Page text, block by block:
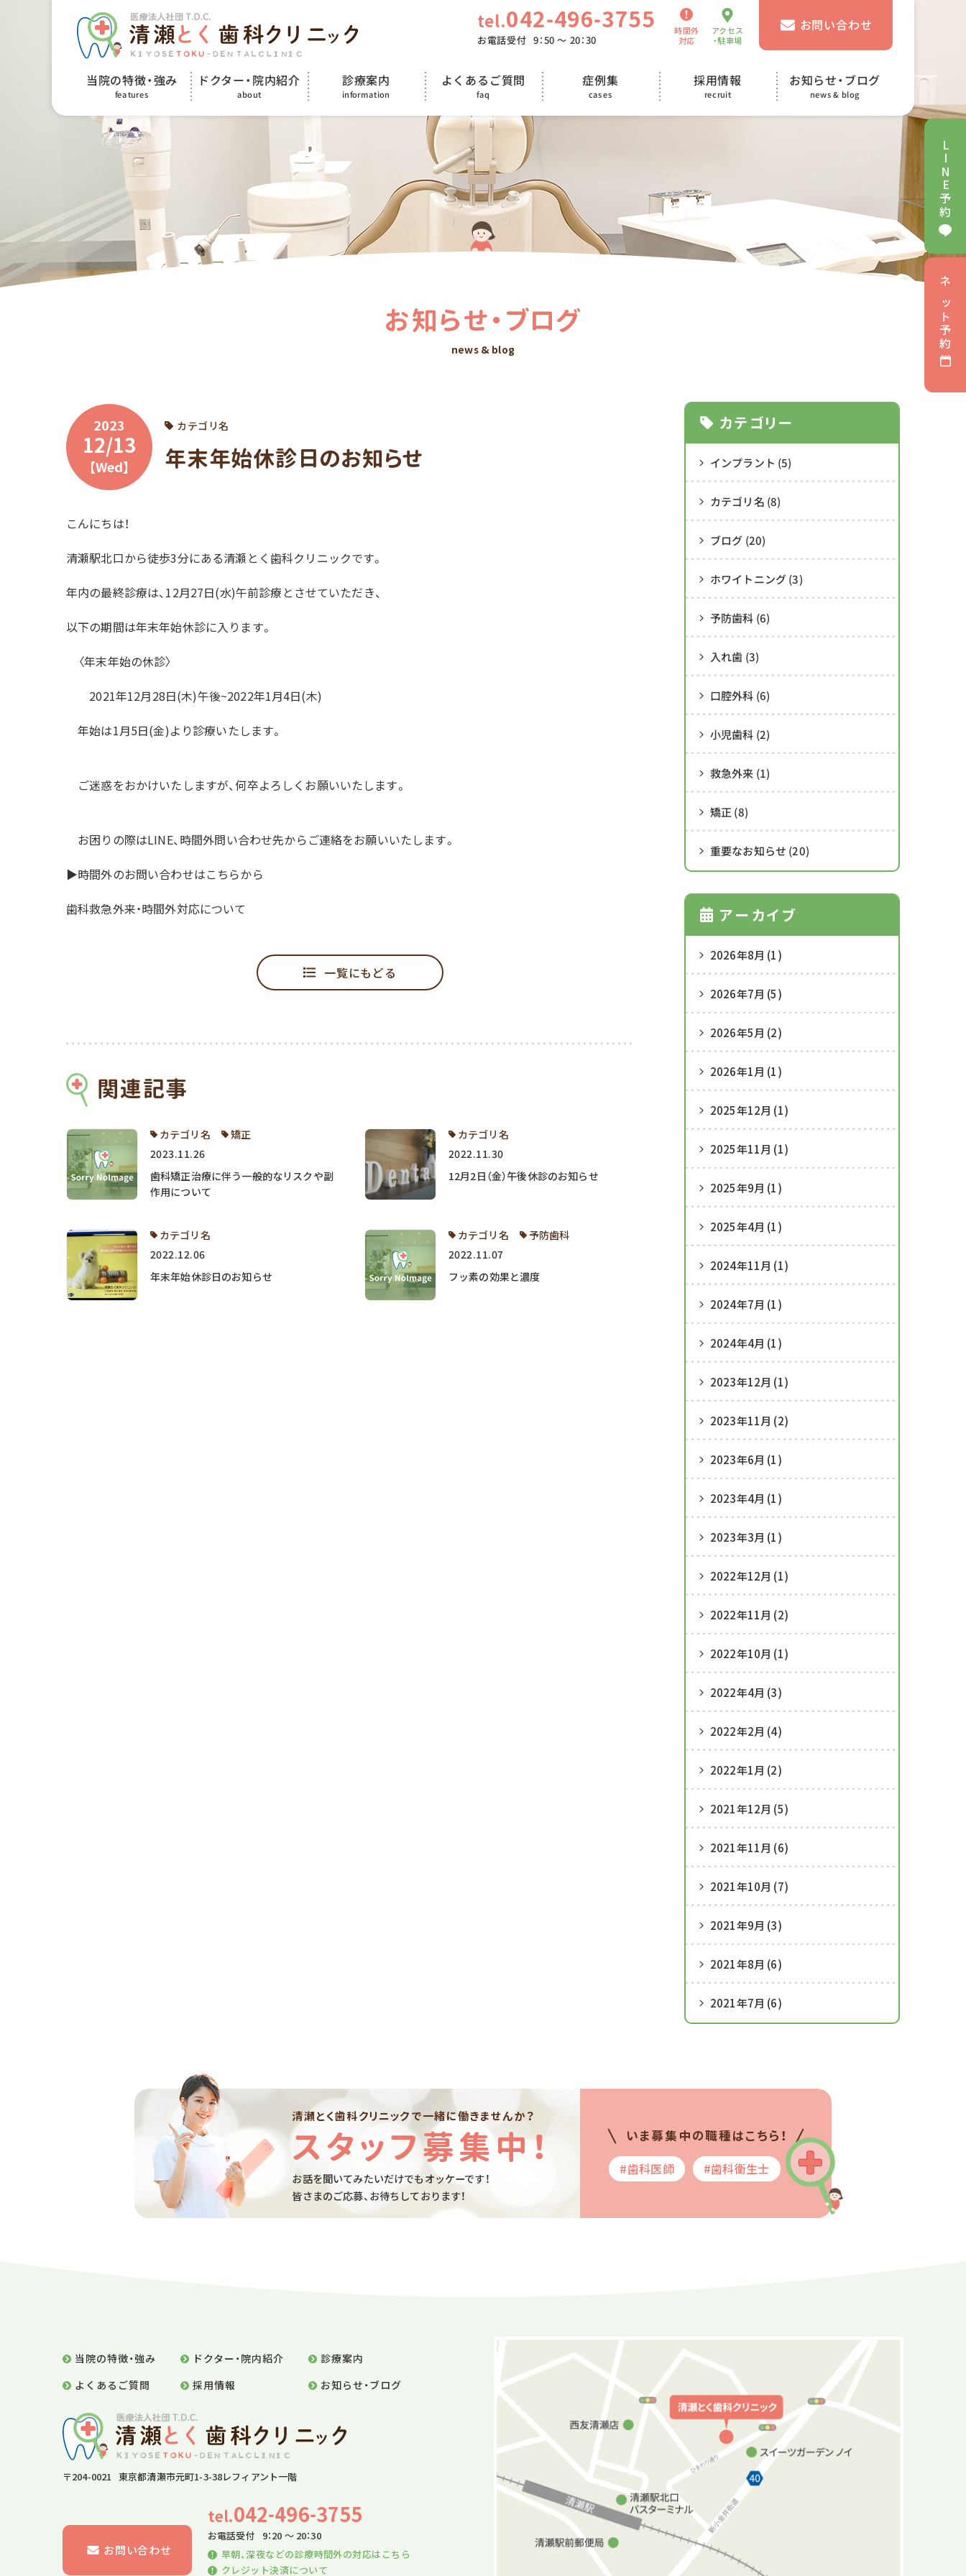
tel.042-496-3755
お電話受付 9：50 〜 20：30
時間外
対応
アクセス
・駐車場
お問い合わせ
当院の特徴・強み
features
ドクター・院内紹介
about
診療案内
information
よくあるご質問
faq
症例集
cases
採用情報
recruit
お知らせ・ブログ
news & blog
L
N
E
予
約
ネ
ッ
ト
予
約
お知らせ・ブログ
news & blog
2023
12/13
【Wed】
カテゴリ名
年末年始休診日のお知らせ
こんにちは！
清瀬駅北口から徒歩3分にある清瀬とく歯科クリニックです。
年内の最終診療は、12月27日(水)午前診療とさせていただき、
以下の期間は年末年始休診に入ります。
〈年末年始の休診〉
2021年12月28日(木)午後~2022年1月4日(木)
年始は1月5日(金)より診療いたします。
ご迷惑をおかけいたしますが、何卒よろしくお願いいたします。
お困りの際はLINE、時間外問い合わせ先からご連絡をお願いいたします。
▶︎時間外のお問い合わせはこちらから
歯科救急外来・時間外対応について
一覧にもどる
関連記事
カテゴリ名
矯正
2023.11.26
歯科矯正治療に伴う一般的なリスクや副
作用について
カテゴリ名
2022.11.30
12月2日（金）午後休診のお知らせ
カテゴリ名
2022.12.06
年末年始休診日のお知らせ
カテゴリ名
予防歯科
2022.11.07
フッ素の効果と濃度
カテゴリー
インプラント (5)
カテゴリ名 (8)
ブログ (20)
ホワイトニング (3)
予防歯科 (6)
入れ歯 (3)
口腔外科 (6)
小児歯科 (2)
救急外来 (1)
矯正 (8)
重要なお知らせ (20)
アーカイブ
2026年8月 (1)
2026年7月 (5)
2026年5月 (2)
2026年1月 (1)
2025年12月 (1)
2025年11月 (1)
2025年9月 (1)
2025年4月 (1)
2024年11月 (1)
2024年7月 (1)
2024年4月 (1)
2023年12月 (1)
2023年11月 (2)
2023年6月 (1)
2023年4月 (1)
2023年3月 (1)
2022年12月 (1)
2022年11月 (2)
2022年10月 (1)
2022年4月 (3)
2022年2月 (4)
2022年1月 (2)
2021年12月 (5)
2021年11月 (6)
2021年10月 (7)
2021年9月 (3)
2021年8月 (6)
2021年7月 (6)
清瀬とく歯科クリニックで一緒に働きませんか？
スタッフ募集中！
お話を聞いてみたいだけでもオッケーです！
皆さまのご応募、お待ちしております！
いま募集中の職種はこちら！
#歯科医師 #歯科衛生士
当院の特徴・強み
よくあるご質問
ドクター・院内紹介
採用情報
診療案内
お知らせ・ブログ
〒204-0021 東京都清瀬市元町1-3-38レフィアント一階
お問い合わせ
tel.042-496-3755
お電話受付
9：20 〜 20：30
早朝、深夜などの診療時間外の対応はこちら
クレジット決済について